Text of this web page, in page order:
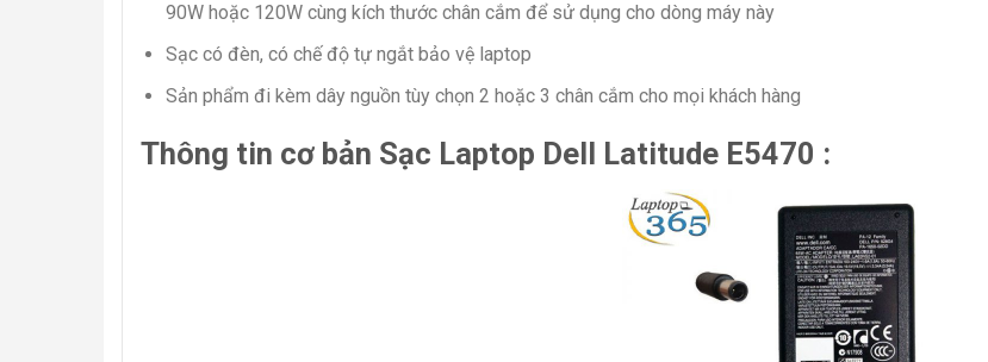
90W hoặc 120W cùng kích thước chân cắm để sử dụng cho dòng máy này
Sạc có đèn, có chế độ tự ngắt bảo vệ laptop
Sản phẩm đi kèm dây nguồn tùy chọn 2 hoặc 3 chân cắm cho mọi khách hàng
Thông tin cơ bản Sạc Laptop Dell Latitude E5470 :